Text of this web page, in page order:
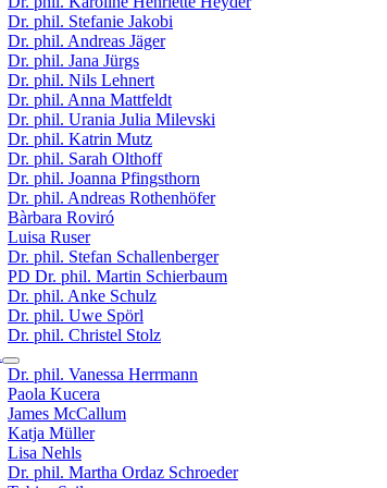
Dr. phil. Stefanie Jakobi
Dr. phil. Andreas Jäger
Dr. phil. Jana Jürgs
Dr. phil. Nils Lehnert
Dr. phil. Anna Mattfeldt
Dr. phil. Urania Julia Milevski
Dr. phil. Katrin Mutz
Dr. phil. Sarah Olthoff
Dr. phil. Joanna Pfingsthorn
Dr. phil. Andreas Rothenhöfer
Bàrbara Roviró
Luisa Ruser
Dr. phil. Stefan Schallenberger
PD Dr. phil. Martin Schierbaum
Dr. phil. Anke Schulz
Dr. phil. Uwe Spörl
Dr. phil. Christel Stolz
Dr. phil. Vanessa Herrmann
Paola Kucera
James McCallum
Katja Müller
Lisa Nehls
Dr. phil. Martha Ordaz Schroeder